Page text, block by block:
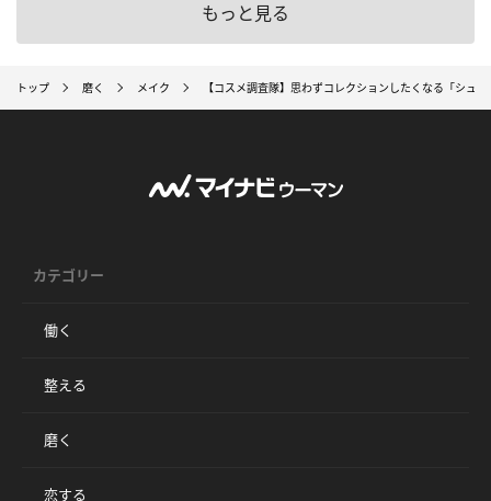
もっと見る
トップ 磨く メイク 【コスメ調査隊】思わずコレクションしたくなる「シュ
カテゴリー
働く
整える
磨く
恋する